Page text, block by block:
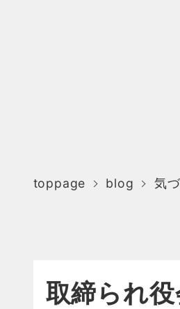
toppage blog 気
取締られ